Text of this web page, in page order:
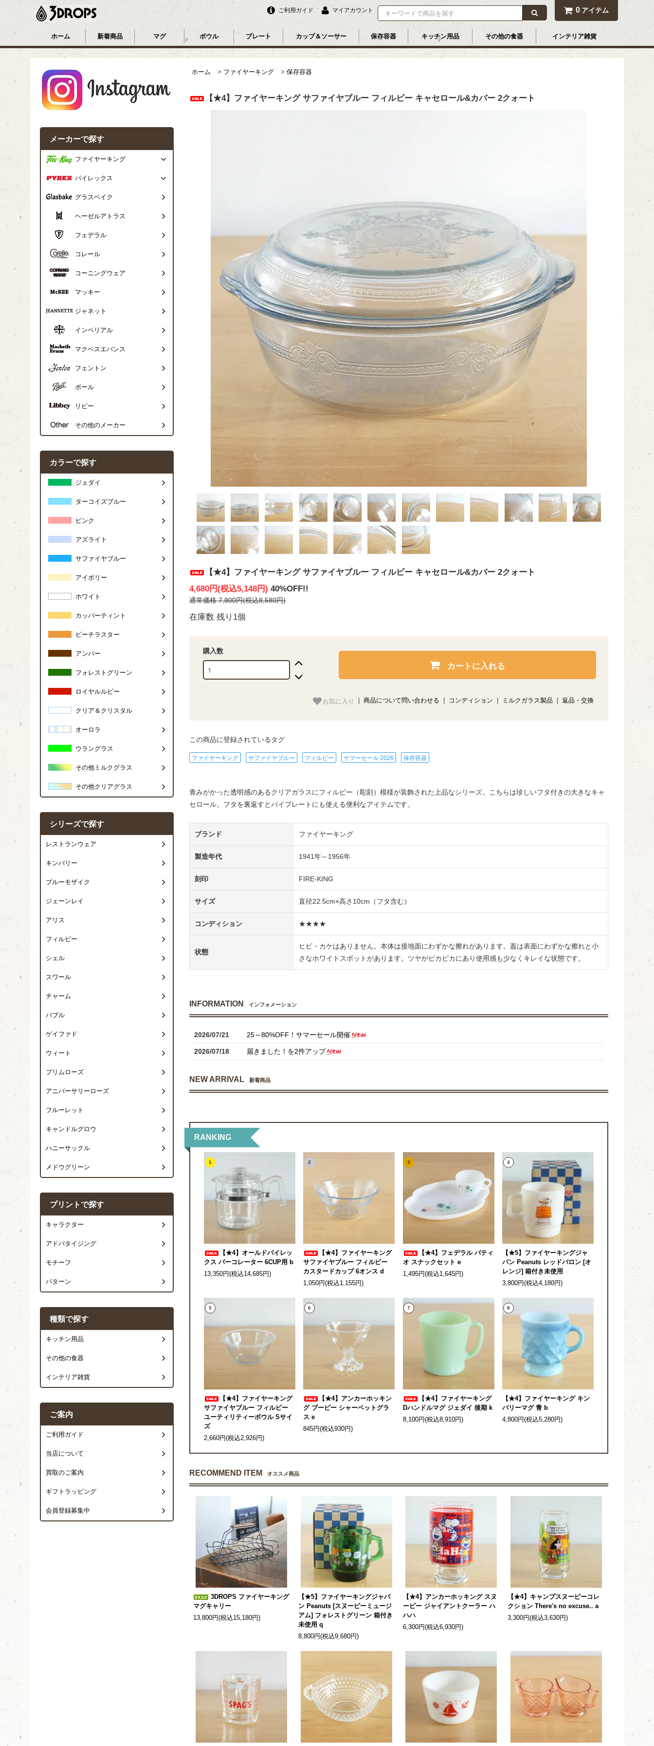
ご利用ガイド マイアカウント 0 アイテム
ホーム 新着商品 マグ ボウル プレート カップ＆ソーサー 保存容器 キッチン用品 その他の食器 インテリア雑貨
ホーム > ファイヤーキング > 保存容器
【★4】ファイヤーキング サファイヤブルー フィルビー キャセロール&カバー 2クォート
【★4】ファイヤーキング サファイヤブルー フィルビー キャセロール&カバー 2クォート
4,680円(税込5,148円) 40%OFF!!
通常価格 7,800円(税込8,580円)
在庫数 残り1個
購入数
カートに入れる
お気に入り 商品について問い合わせる コンディション ミルクガラス製品 返品・交換
この商品に登録されているタグ
ファイヤーキング サファイヤブルー フィルビー サマーセール 2026 保存容器
青みがかった透明感のあるクリアガラスにフィルビー（彫刻）模様が装飾された上品なシリーズ。こちらは珍しいフタ付きの大きなキャ
セロール。フタを裏返すとパイプレートにも使える便利なアイテムです。
ブランド ファイヤーキング
製造年代 1941年～1956年
刻印 FIRE-KING
サイズ 直径22.5cm×高さ10cm（フタ含む）
コンディション ★★★★
状態
ヒビ・カケはありません。本体は接地面にわずかな擦れがあります。蓋は表面にわずかな擦れと小
さなホワイトスポットがあります。ツヤがピカピカにあり使用感も少なくキレイな状態です。
INFORMATION インフォメーション
2026/07/21 25～80%OFF！サマーセール開催
2026/07/18 届きました！を2件アップ
NEW ARRIVAL 新着商品
RANKING
1
【★4】オールドパイレッ
クス パーコレーター 6CUP用 b
13,350円(税込14,685円)
2
【★4】ファイヤーキング
サファイヤブルー フィルビー
カスタードカップ 6オンス d
1,050円(税込1,155円)
3
【★4】フェデラル パティ
オ スナックセット e
1,495円(税込1,645円)
4
【★5】ファイヤーキングジャ
パン Peanuts レッドバロン [オ
レンジ] 箱付き未使用
3,800円(税込4,180円)
5
【★4】ファイヤーキング
サファイヤブルー フィルビー
ユーティリティーボウル Sサイ
ズ
2,660円(税込2,926円)
6
【★4】アンカーホッキン
グ ブーピー シャーベットグラ
ス e
845円(税込930円)
7
【★4】ファイヤーキング
Dハンドルマグ ジェダイ 後期 k
8,100円(税込8,910円)
8
【★4】ファイヤーキング キン
バリーマグ 青 b
4,800円(税込5,280円)
RECOMMEND ITEM オススメ商品
3DROPS ファイヤーキング
マグキャリー
13,800円(税込15,180円)
【★5】ファイヤーキングジャパ
ン Peanuts [スヌーピーミュージ
アム] フォレストグリーン 箱付き
未使用 q
8,800円(税込9,680円)
【★4】アンカーホッキング スヌ
ーピー ジャイアントクーラー ハ
ハハ
6,300円(税込6,930円)
【★4】キャンプスヌーピーコレ
クション There's no excuse.. a
3,300円(税込3,630円)
メーカーで探す
ファイヤーキング
パイレックス
グラスベイク
ヘーゼルアトラス
フェデラル
コレール
コーニングウェア
マッキー
ジャネット
インペリアル
マクベスエバンス
フェントン
ボール
リビー
その他のメーカー
カラーで探す
ジェダイ
ターコイズブルー
ピンク
アズライト
サファイヤブルー
アイボリー
ホワイト
カッパーティント
ピーチラスター
アンバー
フォレストグリーン
ロイヤルルビー
クリア＆クリスタル
オーロラ
ウラングラス
その他ミルクグラス
その他クリアグラス
シリーズで探す
レストランウェア
キンバリー
ブルーモザイク
ジェーンレイ
アリス
フィルビー
シェル
スワール
チャーム
バブル
ゲイファド
ウィート
プリムローズ
アニバーサリーローズ
フルーレット
キャンドルグロウ
ハニーサックル
メドウグリーン
プリントで探す
キャラクター
アドバタイジング
モチーフ
パターン
種類で探す
キッチン用品
その他の食器
インテリア雑貨
ご案内
ご利用ガイド
当店について
買取のご案内
ギフトラッピング
会員登録募集中